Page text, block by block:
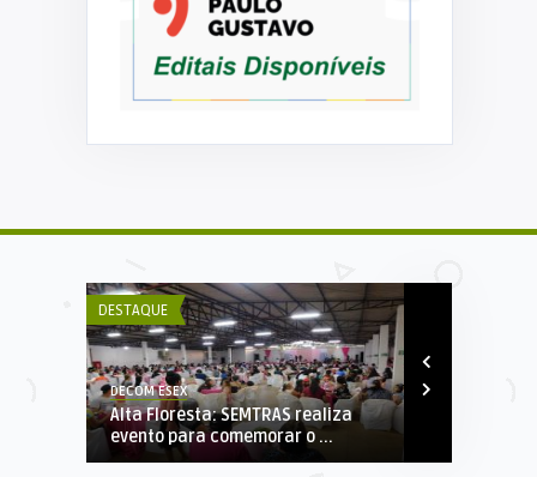
DESTAQUE
DECOM ESEX
Alta Floresta: SEMTRAS realiza
evento para comemorar o ...
A